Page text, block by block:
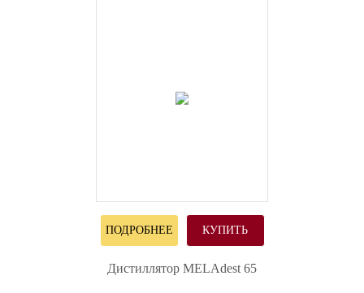
ПОДРОБНЕЕ КУПИТЬ
Дистиллятор MELAdest 65